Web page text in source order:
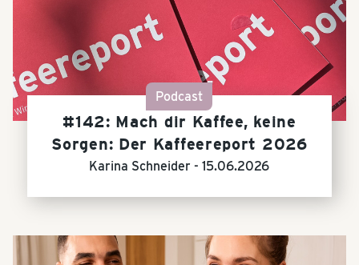
Podcast
#142: Mach dir Kaffee, keine
Sorgen: Der Kaffeereport 2026
Karina Schneider -15.06.2026